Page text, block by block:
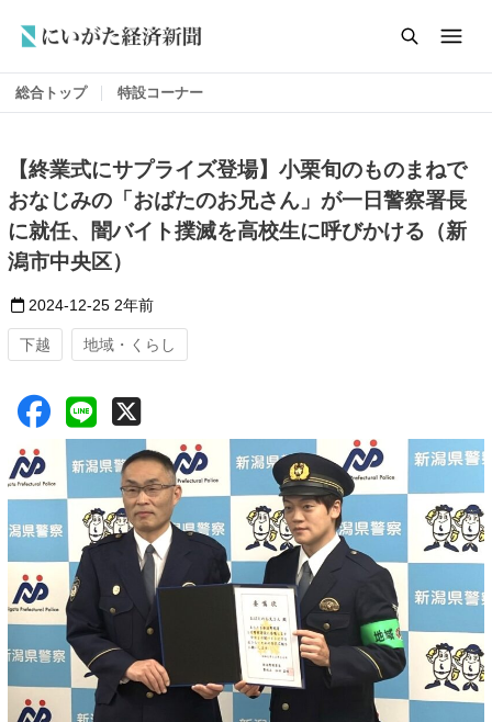
総合トップ 特設コーナー
【終業式にサプライズ登場】小栗旬のものまねで
おなじみの「おばたのお兄さん」が一日警察署長
に就任、闇バイト撲滅を高校生に呼びかける（新
潟市中央区）
2024-12-25 2年前
下越 地域・くらし